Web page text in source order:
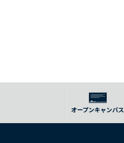
オープンキャンパス